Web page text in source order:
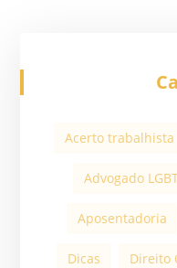
Acerto trabalhista
Advogado
Aposentadoria
Dicas Direito